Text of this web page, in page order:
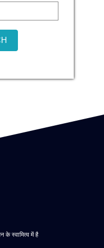
के स्वामित्व में है